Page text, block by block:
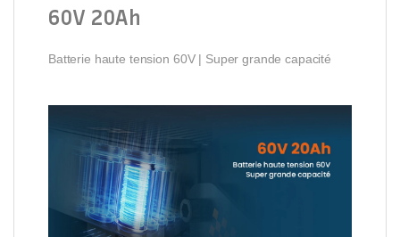
60V 20Ah
Batterie haute tension 60V | Super grande capacité